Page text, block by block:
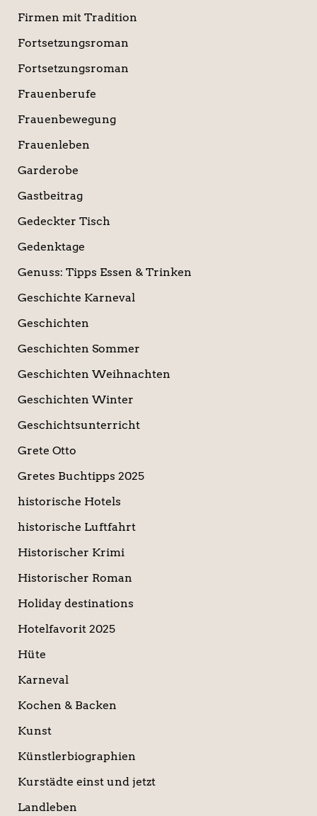
Firmen mit Tradition
Fortsetzungsroman
Fortsetzungsroman
Frauenberufe
Frauenbewegung
Frauenleben
Garderobe
Gastbeitrag
Gedeckter Tisch
Gedenktage
Genuss: Tipps Essen & Trinken
Geschichte Karneval
Geschichten
Geschichten Sommer
Geschichten Weihnachten
Geschichten Winter
Geschichtsunterricht
Grete Otto
Gretes Buchtipps 2025
historische Hotels
historische Luftfahrt
Historischer Krimi
Historischer Roman
Holiday destinations
Hotelfavorit 2025
Hüte
Karneval
Kochen & Backen
Kunst
Künstlerbiographien
Kurstädte einst und jetzt
Landleben